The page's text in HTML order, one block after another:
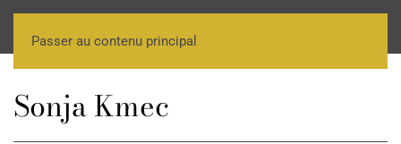
Passer au contenu principal
Sonja Kmec